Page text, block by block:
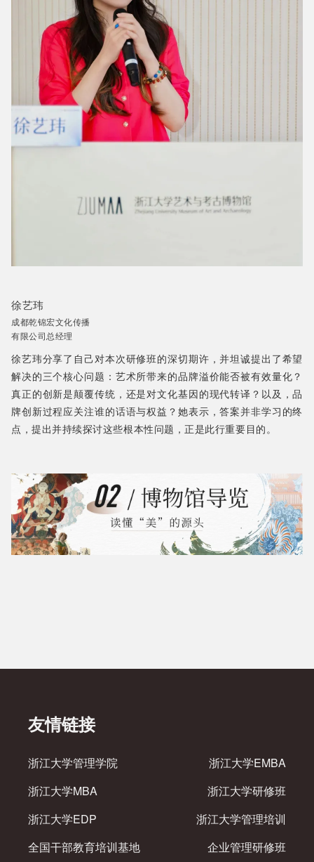
徐艺玮
成都乾锦宏文化传播
有限公司总经理
徐艺玮分享了自己对本次研修班的深切期许，并坦诚提出了希望
解决的三个核心问题：艺术所带来的品牌溢价能否被有效量化？
真正的创新是颠覆传统，还是对文化基因的现代转译？以及，品
牌创新过程应关注谁的话语与权益？她表示，答案并非学习的终
点，提出并持续探讨这些根本性问题，正是此行重要目的。
友情链接
浙江大学管理学院
浙江大学EMBA
浙江大学MBA
浙江大学研修班
浙江大学EDP
浙江大学管理培训
全国干部教育培训基地
企业管理研修班